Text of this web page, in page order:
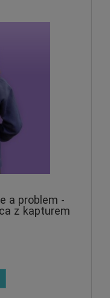
a problem -
z kapturem